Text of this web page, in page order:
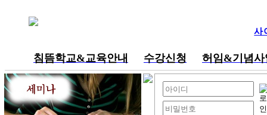
사
침뜸학교&교육안내 수강신청
허임&기념사
내공부방